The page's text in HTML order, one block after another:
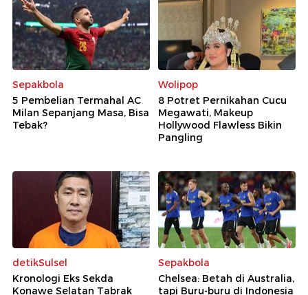
Sepakbola
5 Pembelian Termahal AC
Milan Sepanjang Masa, Bisa
Tebak?
Wolipop
8 Potret Pernikahan Cucu
Megawati, Makeup
Hollywood Flawless Bikin
Pangling
detikSulsel
Kronologi Eks Sekda
Konawe Selatan Tabrak
Sepakbola
Chelsea: Betah di Australia,
tapi Buru-buru di Indonesia